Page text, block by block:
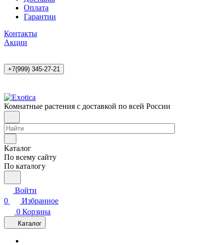
Оплата
Гарантии
Контакты
Акции
+7(999) 345-27-21
Комнатные растения с доставкой по всей России
Каталог
По всему сайту
По каталогу
Войти
0
Избранное
0 Корзина
Каталог